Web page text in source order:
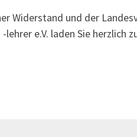
Widerstand und der
lehrer e.V. laden Sie